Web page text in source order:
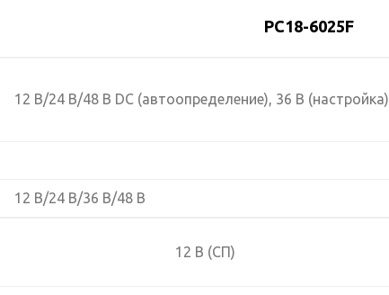
PC18-6025F
12 В/24 В/48 В DC (автоопределение), 36 В (настройка)
12 В/24 В/36 В/48 В
12 В (СП)